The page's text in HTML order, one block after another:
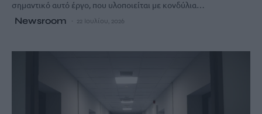
σημαντικό αυτό έργο, που υλοποιείται με κονδύλια…
Newsroom 22 Ιουλίου, 2026